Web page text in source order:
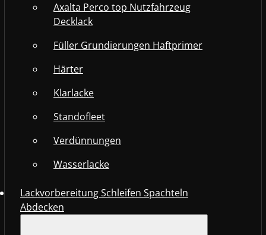
Axalta Perco top Nutzfahrzeug
Decklack
Füller Grundierungen Haftprimer
Härter
Klarlacke
Standofleet
Verdünnungen
Wasserlacke
Lackvorbereitung Schleifen Spachteln
Abdecken